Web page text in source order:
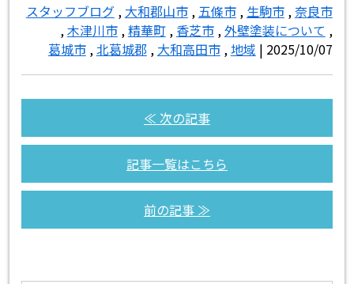
スタッフブログ, 大和郡山市, 五條市, 生駒市,奈良市
,木津川市,精華町, 香芝市,外壁塗装について ,
葛城市,北葛城郡, 大和高田市,地域 | 2025/10/07
≪ 次の記事
記事一覧はこちら
前の記事 ≫